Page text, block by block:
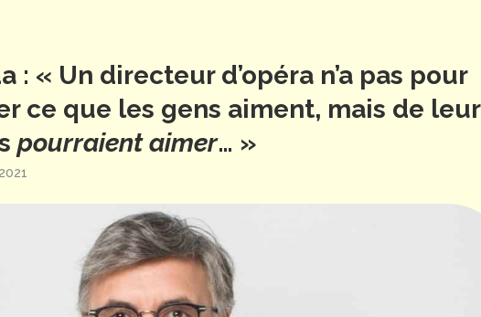
: « Un directeur d’opéra n’a pas pour
ce que les gens aiment, mais de leur
pourraient aimer… »